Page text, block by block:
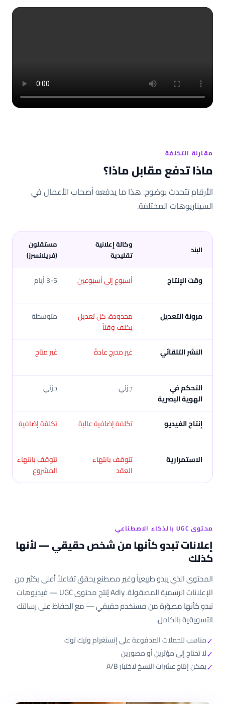
مقارنة التكلفة
ماذا تدفع مقابل ماذا؟
الأرقام تتحدث بوضوح. هذا ما يدفعه أصحاب الأعمال في
السيناريوهات المختلفة.
البند
وكالة إعلانية
تقليدية
مستقلون
(فريلانسرز)
وقت الإنتاج أسبوع إلى أسبوعين 3-5 أيام
مرونة التعديل
محدودة، كل تعديل
يكلف وقتاً
متوسطة
النشر التلقائي غير مدرج عادةً غير متاح
التحكم في
الهوية البصرية
جزئي جزئي
إنتاج الفيديو تكلفة إضافية عالية تكلفة إضافية
الاستمرارية
تتوقف بانتهاء
العقد
تتوقف بانتهاء
المشروع
محتوى UGC بالذكاء الاصطناعي
إعلانات تبدو كأنها من شخص حقيقي — لأنها
كذلك
المحتوى الذي يبدو طبيعياً وغير مصطنع يحقق تفاعلاً أعلى بكثير من
الإعلانات الرسمية المصقولة. Adly يُنتج محتوى UGC — فيديوهات
تبدو كأنها مصوّرة من مستخدم حقيقي — مع الحفاظ على رسالتك
التسويقية بالكامل.
✓مناسب للحملات المدفوعة على إنستغرام وتيك توك
✓لا تحتاج إلى مؤثرين أو مصورين
✓يمكن إنتاج عشرات النسخ لاختبار A/B